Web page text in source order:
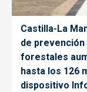
Castilla-La
de
forestales
hasta los 126
dispositivo